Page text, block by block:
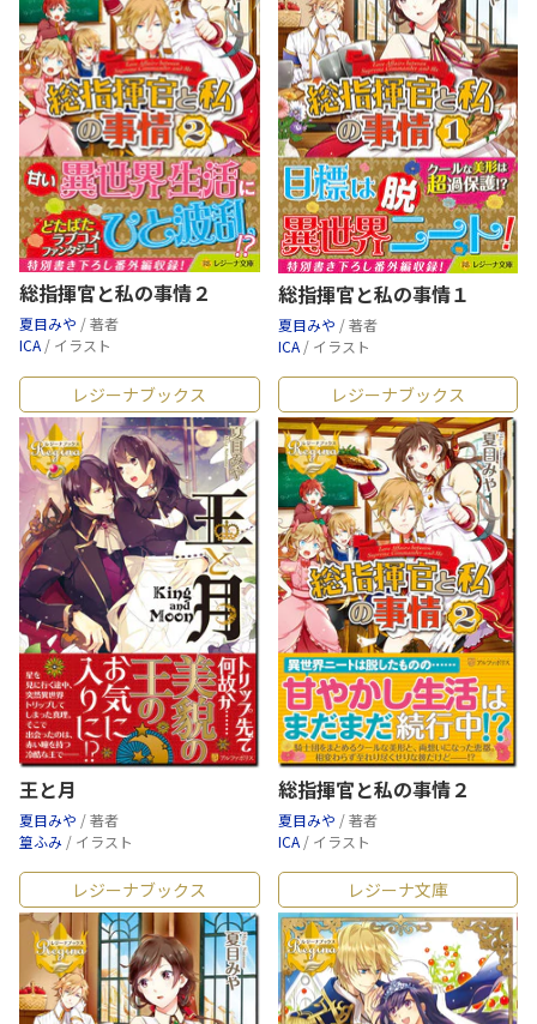
総指揮官と私の事情２
夏目みや / 著者
ICA / イラスト
総指揮官と私の事情１
夏目みや / 著者
ICA / イラスト
レジーナブックス
王と月
夏目みや / 著者
篁ふみ / イラスト
レジーナブックス
総指揮官と私の事情２
夏目みや / 著者
ICA / イラスト
レジーナブックス レジーナ文庫